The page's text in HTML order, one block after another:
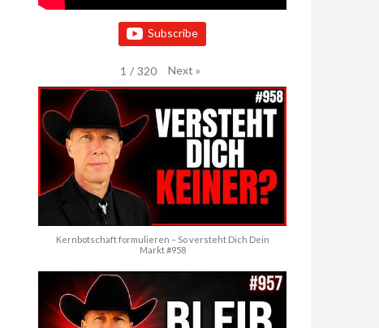
Subscribe
1 / 320 Next »
Kernbotschaft formulieren – So versteht Dich Dein
Markt #958